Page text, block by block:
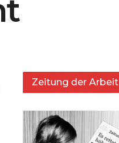
Zeitung der Arbeit